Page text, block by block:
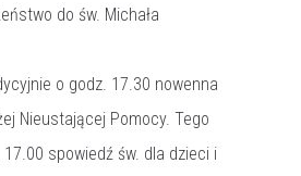
do św. Michała
o godz. 17.30 nowenna
Nieustającej Pomocy. Tego
spowiedź św. dla dzieci i